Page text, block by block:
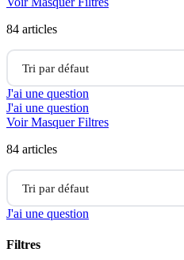
84 articles
J'ai une question
J'ai une question
Voir Masquer Filtres
84 articles
J'ai une question
Filtres